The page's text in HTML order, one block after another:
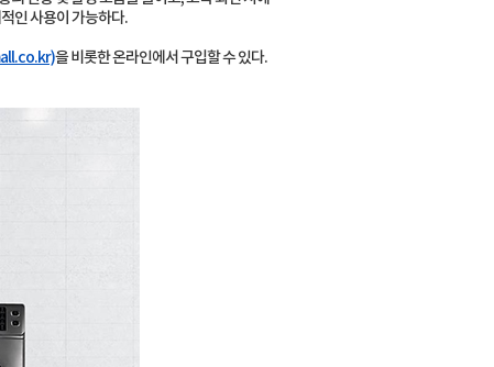
인 사용이 가능하다.
을 비롯한 온라인에서 구입할 수 있다.